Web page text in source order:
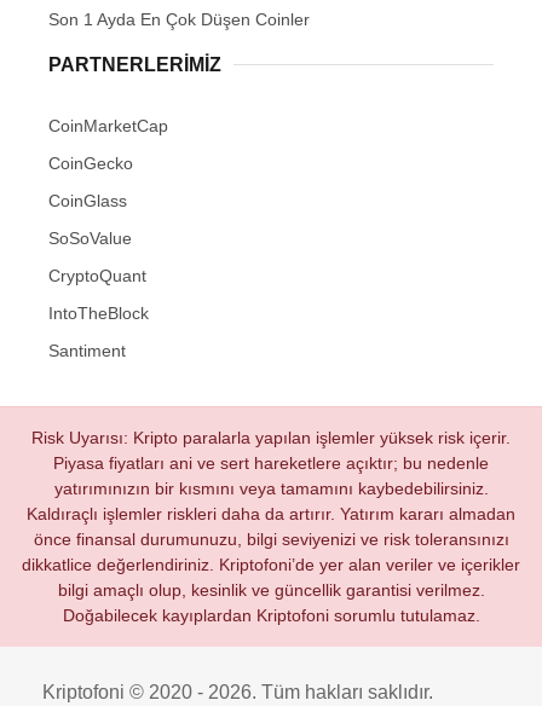
Son 1 Ayda En Çok Düşen Coinler
PARTNERLERIMIZ
CoinMarketCap
CoinGecko
CoinGlass
SoSoValue
CryptoQuant
IntoTheBlock
Santiment
Risk Uyarısı: Kripto paralarla yapılan işlemler yüksek risk içerir.
Piyasa fiyatları ani ve sert hareketlere açıktır; bu nedenle
yatırımınızın bir kısmını veya tamamını kaybedebilirsiniz.
Kaldıraçlı işlemler riskleri daha da artırır. Yatırım kararı almadan
önce finansal durumunuzu, bilgi seviyenizi ve risk toleransınızı
dikkatlice değerlendiriniz. Kriptofoni’de yer alan veriler ve içerikler
bilgi amaçlı olup, kesinlik ve güncellik garantisi verilmez.
Doğabilecek kayıplardan Kriptofoni sorumlu tutulamaz.
Kriptofoni © 2020 - 2026. Tüm hakları saklıdır.